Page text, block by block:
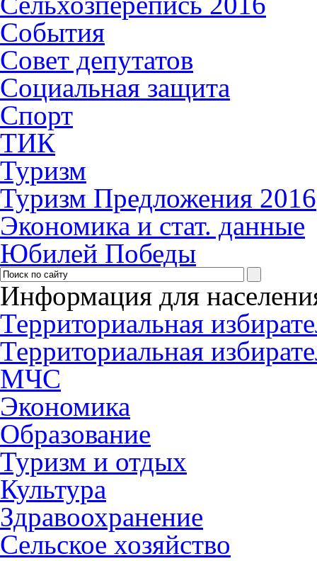
События
Совет депутатов
Социальная защита
Спорт
ТИК
Туризм
Туризм Предложения 2016
Экономика и стат. данные
Юбилей Победы
Информация для
Территориальная
Территориальная
МЧС
Экономика
Образование
Туризм и отдых
Культура
Здравоохранение
Сельское хозяйство